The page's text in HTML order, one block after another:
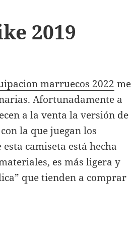
2019
marruecos 2022 me
Afortunadamente a
a la venta la versión de
la que juegan los
camiseta está hecha
es más ligera y
que tienden a comprar